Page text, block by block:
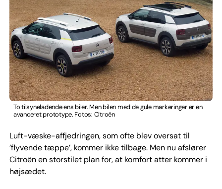
To tilsyneladende ens biler. Men bilen med de gule markeringer er en
avanceret prototype. Fotos: Citroën
Luft-væske-affjedringen, som ofte blev oversat til
’flyvende tæppe’, kommer ikke tilbage. Men nu afslører
Citroën en storstilet plan for, at komfort atter kommer i
højsædet.